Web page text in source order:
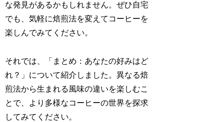
な発見があるかもしれません。ぜひ自宅
でも、気軽に焙煎法を変えてコーヒーを
楽しんでみてください。
それでは、「まとめ：あなたの好みはど
れ？」について紹介しました。異なる焙
煎法から生まれる風味の違いを楽しむこ
とで、より多様なコーヒーの世界を探求
してみてください。